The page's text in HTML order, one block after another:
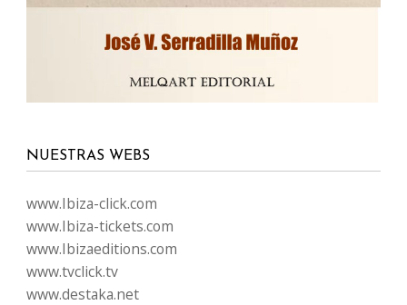
NUESTRAS WEBS
www.Ibiza-click.com
www.Ibiza-tickets.com
www.Ibizaeditions.com
www.tvclick.tv
www.destaka.net